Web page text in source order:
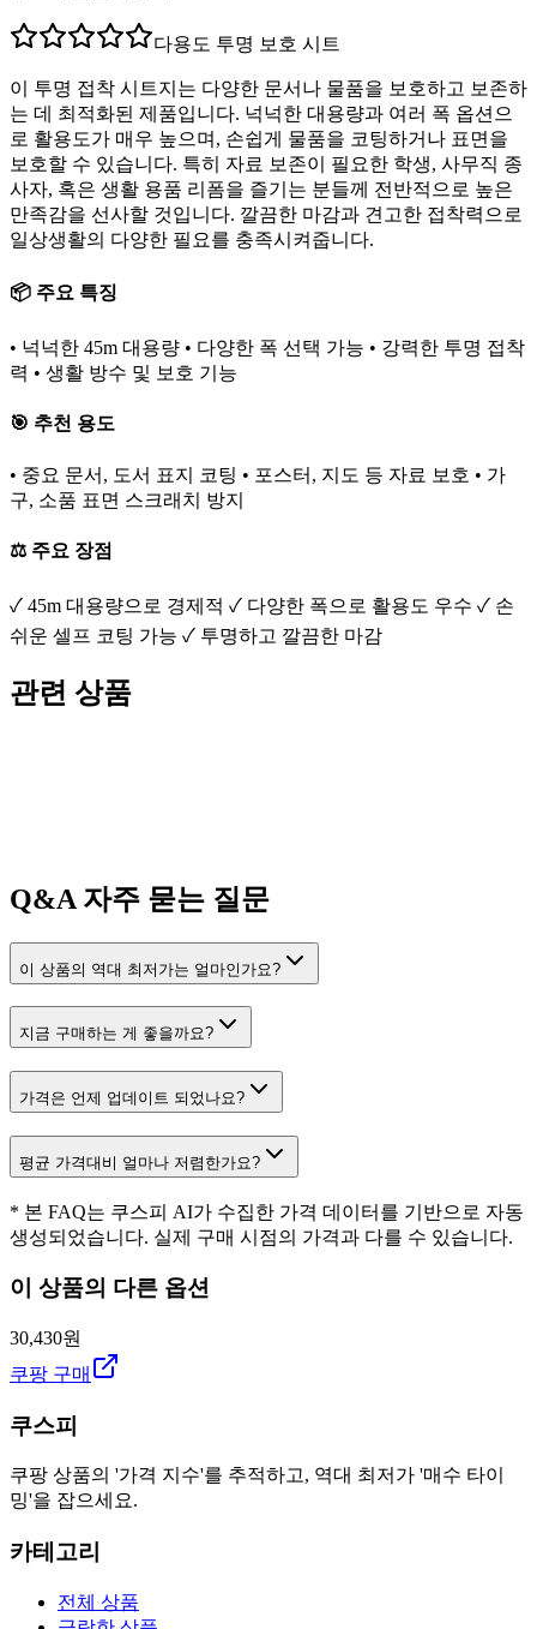
다용도 투명 보호 시트
이 투명 접착 시트지는 다양한 문서나 물품을 보호하고 보존하
는 데 최적화된 제품입니다. 넉넉한 대용량과 여러 폭 옵션으
로 활용도가 매우 높으며, 손쉽게 물품을 코팅하거나 표면을
보호할 수 있습니다. 특히 자료 보존이 필요한 학생, 사무직 종
사자, 혹은 생활 용품 리폼을 즐기는 분들께 전반적으로 높은
만족감을 선사할 것입니다. 깔끔한 마감과 견고한 접착력으로
일상생활의 다양한 필요를 충족시켜줍니다.
📦 주요 특징
• 넉넉한 45m 대용량 • 다양한 폭 선택 가능 • 강력한 투명 접착
력 • 생활 방수 및 보호 기능
🎯 추천 용도
• 중요 문서, 도서 표지 코팅 • 포스터, 지도 등 자료 보호 • 가
구, 소품 표면 스크래치 방지
⚖️ 주요 장점
✓ 45m 대용량으로 경제적 ✓ 다양한 폭으로 활용도 우수 ✓ 손
쉬운 셀프 코팅 가능 ✓ 투명하고 깔끔한 마감
관련 상품
Q&A 자주 묻는 질문
이 상품의 역대 최저가는 얼마인가요?
지금 구매하는 게 좋을까요?
가격은 언제 업데이트 되었나요?
평균 가격대비 얼마나 저렴한가요?
* 본 FAQ는 쿠스피 AI가 수집한 가격 데이터를 기반으로 자동
생성되었습니다. 실제 구매 시점의 가격과 다를 수 있습니다.
이 상품의 다른 옵션
30,430원
쿠팡 구매
쿠스피
쿠팡 상품의 '가격 지수'를 추적하고, 역대 최저가 '매수 타이
밍'을 잡으세요.
카테고리
전체 상품